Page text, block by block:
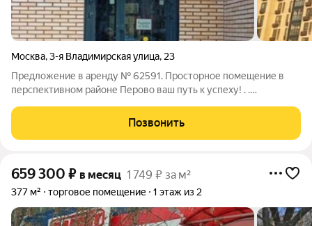
Москва,3-я Владимирская улица, 23
Предложение в аренду № 62591. Просторное помещение в
перспективном районе Перово ваш путь к успеху! . .
метро «Перово» . Первая линия улицы 3-я Владимировская, 23 .
Престижный район с активно
Позвонить
659 300 ₽ в месяц 1 749 ₽ за м²
377 м² торговое помещение 1 этаж из 2